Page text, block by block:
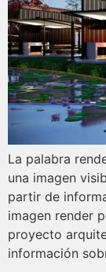
La palabra
una imagen
partir de
imagen render
proyecto
información